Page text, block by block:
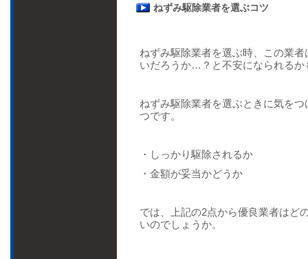
ねずみ駆除業者を選ぶコツ
ねずみ駆除業者を選ぶ時、この業
いだろうか…？と不安になられるか
ねずみ駆除業者を選ぶときに気を
つです。
・しっかり駆除されるか
・金額が妥当かどうか
では、上記の2点から優良業者はど
いのでしょうか。